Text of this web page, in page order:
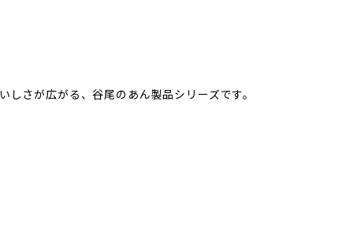
さが広がる、谷尾のあん製品シリーズです。